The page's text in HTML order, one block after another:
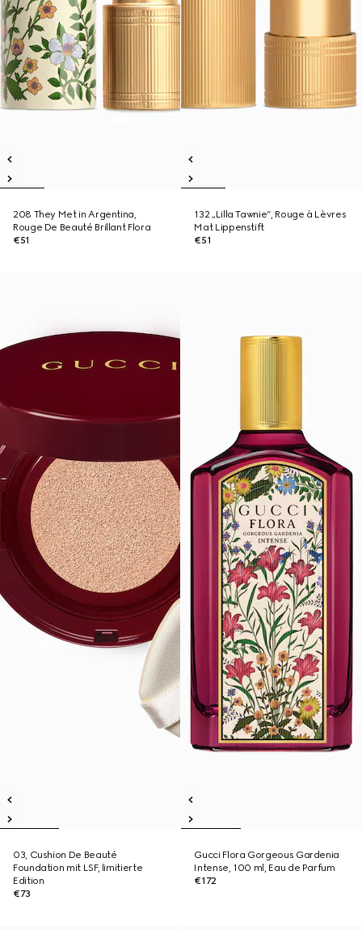
208 They Met in Argentina,
Rouge De Beauté Brillant Flora
€51
132 „Lilla Tawnie“, Rouge à Lèvres
Mat Lippenstift
€51
03, Cushion De Beauté
Foundation mit LSF, limitierte
Edition
€73
Gucci Flora Gorgeous Gardenia
Intense, 100 ml, Eau de Parfum
€172